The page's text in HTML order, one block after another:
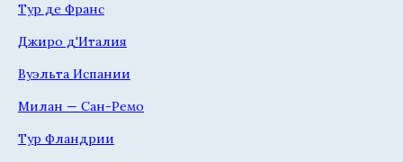
Тур де Франс
Джиро д'Италия
Вуэльта Испании
Милан — Сан-Ремо
Тур Фландрии